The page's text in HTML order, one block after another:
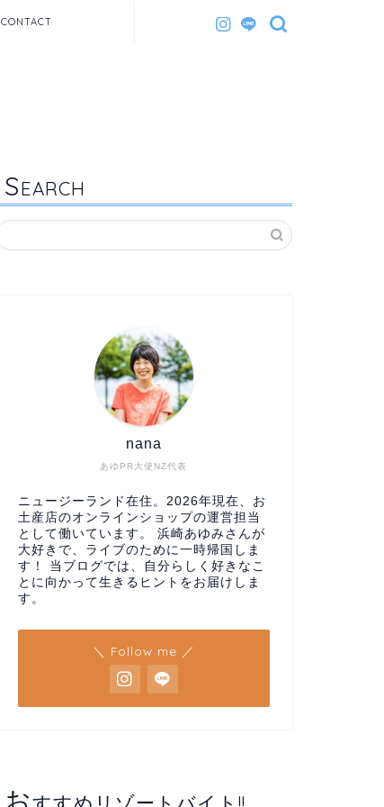
CONTACT
SEARCH
あゆPR大使NZ代表
nana
ニュージーランド在住。2026年現在、お
土産店のオンラインショップの運営担当
として働いています。 浜崎あゆみさんが
大好きで、ライブのために一時帰国しま
す！ 当ブログでは、自分らしく好きなこ
とに向かって生きるヒントをお届けしま
す。
＼ Follow me ／
お